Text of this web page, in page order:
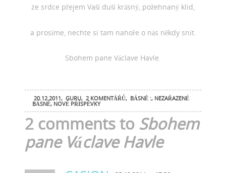
ze srdce přejem Vaší duší krásný, požehnaný klid,
a prosíme, nechte si tam nahoře o nás někdy snít.
Sbohem pane Václave Havle.
20.12.2011, GURU, 2 KOMENTÁŘŮ, BÁSNĚ :, NEZAŘAZENÉ
BÁSNĚ, NOVÉ PŘÍSPĚVKY
2 comments to Sbohem
pane Václave Havle